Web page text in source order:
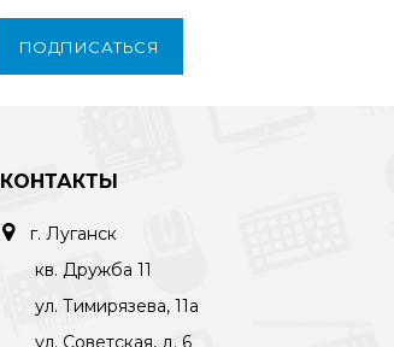
ПОДПИСАТЬСЯ
КОНТАКТЫ
г. Луганск
кв. Дружба 11
ул. Тимирязева, 11а
ул. Советская, д. 6